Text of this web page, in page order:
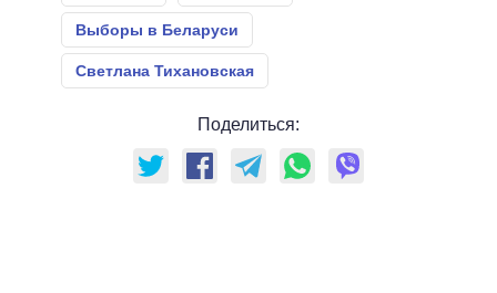
Выборы в Беларуси
Светлана Тихановская
Поделиться: